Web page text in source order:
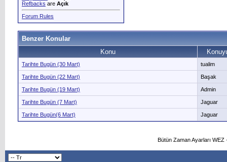
Refbacks are Açık
Forum Rules
Benzer Konular
Konu
Tarihte Bugün (30 Mart) tualim
Tarihte Bugün (22 Mart) Başak
Tarihte Bugün (19 Mart) Admin
Tarihte Bugün (7 Mart) Jaguar
Tarihte Bugün(6 Mart) Jaguar
Bütün Zaman Ayarları